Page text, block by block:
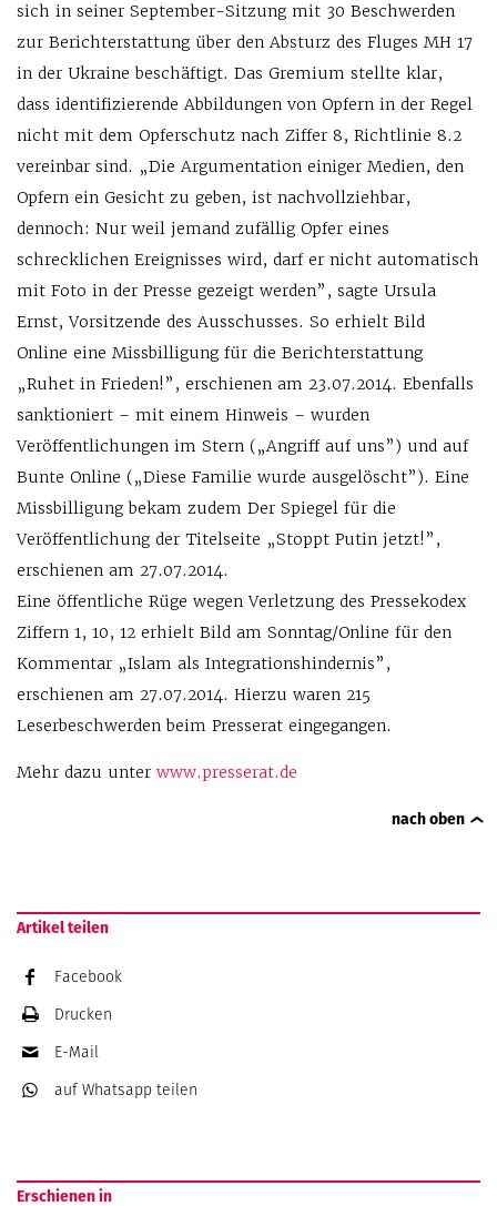
sich in seiner September-Sitzung mit 30 Beschwerden
zur Berichterstattung über den Absturz des Fluges MH 17
in der Ukraine beschäftigt. Das Gremium stellte klar,
dass identifizierende Abbildungen von Opfern in der Regel
nicht mit dem Opferschutz nach Ziffer 8, Richtlinie 8.2
vereinbar sind. „Die Argumentation einiger Medien, den
Opfern ein Gesicht zu geben, ist nachvollziehbar,
dennoch: Nur weil jemand zufällig Opfer eines
schrecklichen Ereignisses wird, darf er nicht automatisch
mit Foto in der Presse gezeigt werden”, sagte Ursula
Ernst, Vorsitzende des Ausschusses. So erhielt Bild
Online eine Missbilligung für die Berichterstattung
„Ruhet in Frieden!”, erschienen am 23.07.2014. Ebenfalls
sanktioniert – mit einem Hinweis – wurden
Veröffentlichungen im Stern („Angriff auf uns”) und auf
Bunte Online („Diese Familie wurde ausgelöscht”). Eine
Missbilligung bekam zudem Der Spiegel für die
Veröffentlichung der Titelseite „Stoppt Putin jetzt!”,
erschienen am 27.07.2014.
Eine öffentliche Rüge wegen Verletzung des Pressekodex
Ziffern 1, 10, 12 erhielt Bild am Sonntag/Online für den
Kommentar „Islam als Integrationshindernis”,
erschienen am 27.07.2014. Hierzu waren 215
Leserbeschwerden beim Presserat eingegangen.
Mehr dazu unter www.presserat.de
nach oben
Artikel teilen
Facebook
Drucken
E-Mail
auf Whatsapp teilen
Erschienen in